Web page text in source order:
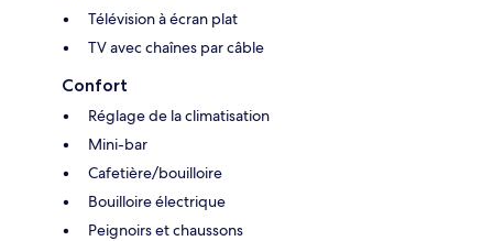
Télévision à écran plat
TV avec chaînes par câble
Confort
Réglage de la climatisation
Mini-bar
Cafetière/bouilloire
Bouilloire électrique
Peignoirs et chaussons